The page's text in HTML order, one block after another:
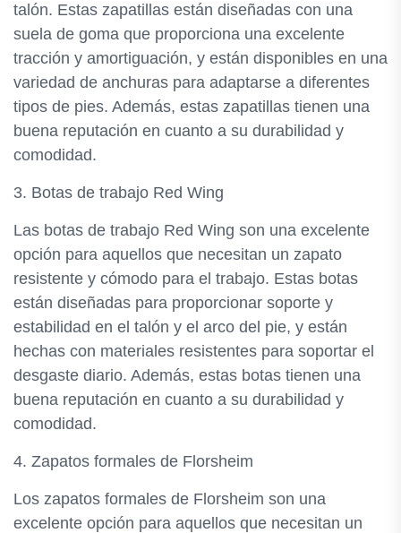
talón. Estas zapatillas están diseñadas con una
suela de goma que proporciona una excelente
tracción y amortiguación, y están disponibles en una
variedad de anchuras para adaptarse a diferentes
tipos de pies. Además, estas zapatillas tienen una
buena reputación en cuanto a su durabilidad y
comodidad.
3. Botas de trabajo Red Wing
Las botas de trabajo Red Wing son una excelente
opción para aquellos que necesitan un zapato
resistente y cómodo para el trabajo. Estas botas
están diseñadas para proporcionar soporte y
estabilidad en el talón y el arco del pie, y están
hechas con materiales resistentes para soportar el
desgaste diario. Además, estas botas tienen una
buena reputación en cuanto a su durabilidad y
comodidad.
4. Zapatos formales de Florsheim
Los zapatos formales de Florsheim son una
excelente opción para aquellos que necesitan un